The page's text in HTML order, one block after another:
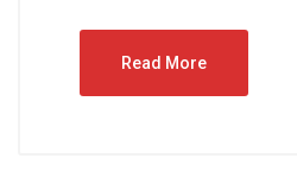
Read More